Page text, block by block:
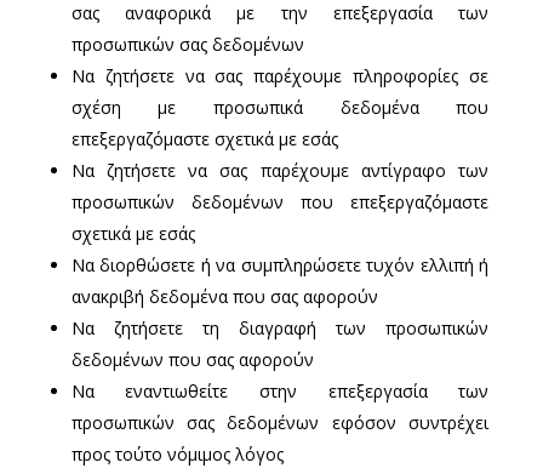
σας αναφορικά με την επεξεργασία των
προσωπικών σας δεδομένων
Να ζητήσετε να σας παρέχουμε πληροφορίες σε
σχέση με προσωπικά δεδομένα που
επεξεργαζόμαστε σχετικά με εσάς
Να ζητήσετε να σας παρέχουμε αντίγραφο των
προσωπικών δεδομένων που επεξεργαζόμαστε
σχετικά με εσάς
Να διορθώσετε ή να συμπληρώσετε τυχόν ελλιπή ή
ανακριβή δεδομένα που σας αφορούν
Να ζητήσετε τη διαγραφή των προσωπικών
δεδομένων που σας αφορούν
Να εναντιωθείτε στην επεξεργασία των
προσωπικών σας δεδομένων εφόσον συντρέχει
προς τούτο νόμιμος λόγος